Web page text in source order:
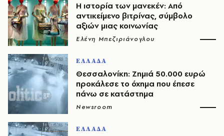
Η ιστορία των μανεκέν: Από
αντικείμενο βιτρίνας, σύμβολο
αξιών μιας κοινωνίας
Ελένη Μπεζιριάνογλου
ΕΛΛΑΔΑ
Θεσσαλονίκη: Ζημιά 50.000 ευρώ
προκάλεσε το όχημα που έπεσε
πάνω σε κατάστημα
Newsroom
ΕΛΛΑΔΑ